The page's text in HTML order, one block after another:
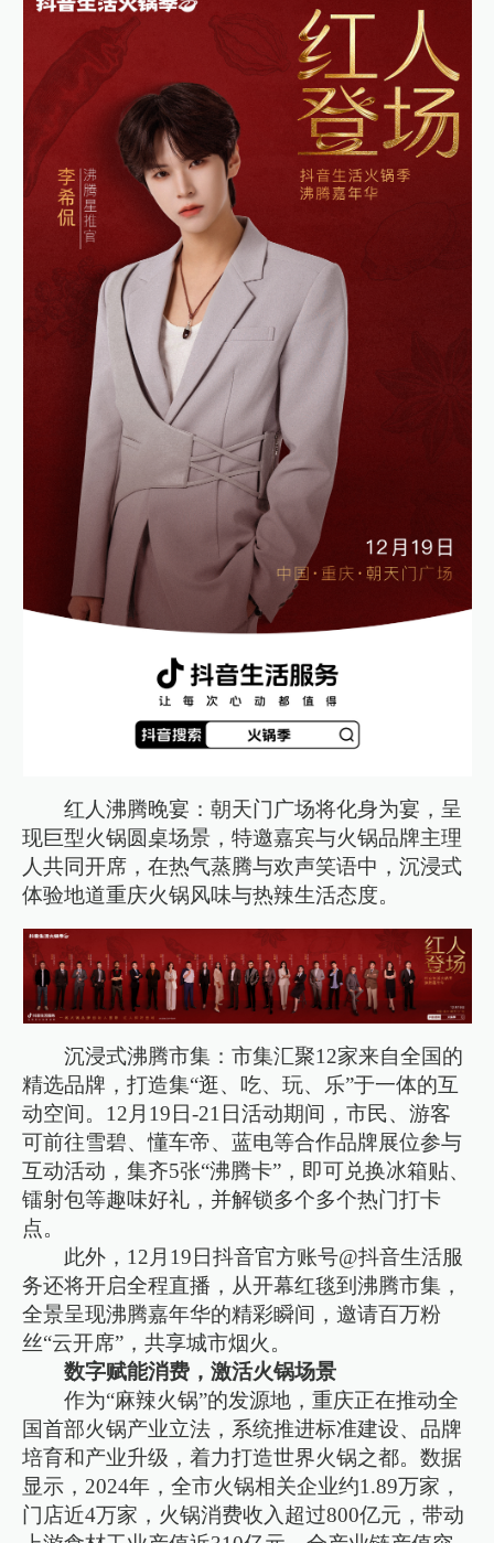
红人沸腾晚宴：朝天门广场将化身为宴，呈
现巨型火锅圆桌场景，特邀嘉宾与火锅品牌主理
人共同开席，在热气蒸腾与欢声笑语中，沉浸式
体验地道重庆火锅风味与热辣生活态度。
沉浸式沸腾市集：市集汇聚12家来自全国的
精选品牌，打造集“逛、吃、玩、乐”于一体的互
动空间。12月19日-21日活动期间，市民、游客
可前往雪碧、懂车帝、蓝电等合作品牌展位参与
互动活动，集齐5张“沸腾卡”，即可兑换冰箱贴、
镭射包等趣味好礼，并解锁多个多个热门打卡
点。
此外，12月19日抖音官方账号@抖音生活服
务还将开启全程直播，从开幕红毯到沸腾市集，
全景呈现沸腾嘉年华的精彩瞬间，邀请百万粉
丝“云开席”，共享城市烟火。
数字赋能消费，激活火锅场景
作为“麻辣火锅”的发源地，重庆正在推动全
国首部火锅产业立法，系统推进标准建设、品牌
培育和产业升级，着力打造世界火锅之都。数据
显示，2024年，全市火锅相关企业约1.89万家，
门店近4万家，火锅消费收入超过800亿元，带动